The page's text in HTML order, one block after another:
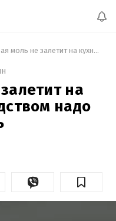
Пищевая моль не залетит на кухню: каким средством надо протереть мебель
на
надо